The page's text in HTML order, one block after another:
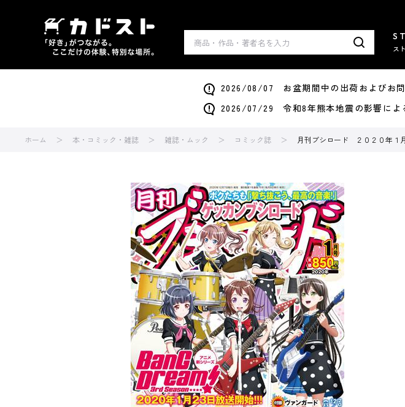
ス
2026/08/07 お盆期間中の出荷およびお問
2026/07/29 令和8年熊本地震の影響によ
ホーム 本・コミック・雑誌 雑誌・ムック コミック誌 月刊ブシロード ２０２０年１